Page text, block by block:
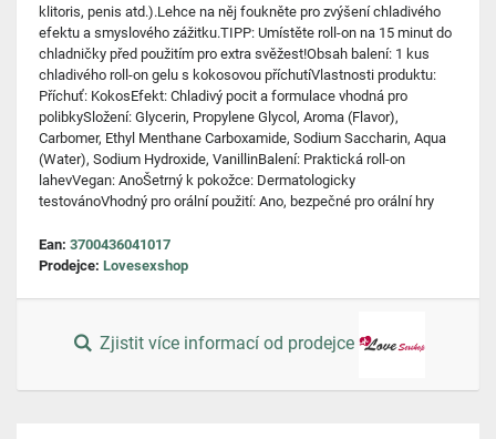
klitoris, penis atd.).Lehce na něj foukněte pro zvýšení chladivého
efektu a smyslového zážitku.TIPP: Umístěte roll-on na 15 minut do
chladničky před použitím pro extra svěžest!Obsah balení: 1 kus
chladivého roll-on gelu s kokosovou příchutíVlastnosti produktu:
Příchuť: KokosEfekt: Chladivý pocit a formulace vhodná pro
polibkySložení: Glycerin, Propylene Glycol, Aroma (Flavor),
Carbomer, Ethyl Menthane Carboxamide, Sodium Saccharin, Aqua
(Water), Sodium Hydroxide, VanillinBalení: Praktická roll-on
lahevVegan: AnoŠetrný k pokožce: Dermatologicky
testovánoVhodný pro orální použití: Ano, bezpečné pro orální hry
Ean: 3700436041017
Prodejce: Lovesexshop
Zjistit více informací od prodejce